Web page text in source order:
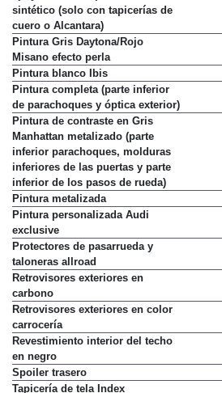
apoyabrazos de puertas en cuero
sintético (solo con tapicerías de
cuero o Alcantara)
Pintura Gris Daytona/Rojo
Misano efecto perla
Pintura blanco Ibis
Pintura completa (parte inferior
de parachoques y óptica exterior)
Pintura de contraste en Gris
Manhattan metalizado (parte
inferior parachoques, molduras
inferiores de las puertas y parte
inferior de los pasos de rueda)
Pintura metalizada
Pintura personalizada Audi
exclusive
Protectores de pasarrueda y
taloneras allroad
Retrovisores exteriores en
carbono
Retrovisores exteriores en color
carrocería
Revestimiento interior del techo
en negro
Spoiler trasero